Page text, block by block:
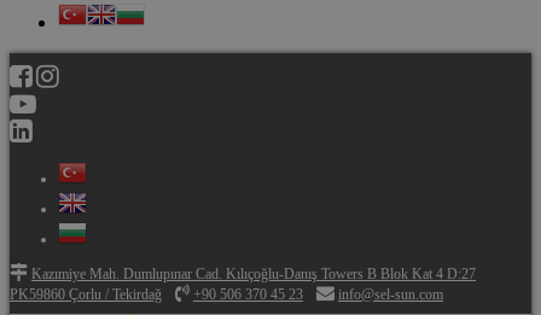
Kazımiye Mah. Dumlupınar Cad. Kılıçoğlu-Danış Towers B Blok Kat 4 D:27
PK59860 Çorlu / Tekirdağ
+90 506 370 45 23 info@sel-sun.com